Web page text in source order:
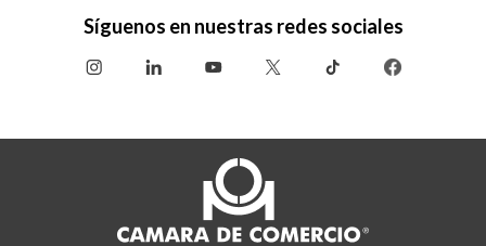
Síguenos en nuestras redes sociales